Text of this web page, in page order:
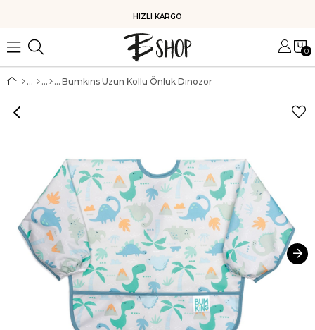
HIZLI KARGO
0
Bumkins Uzun Kollu Önlük Dinozor